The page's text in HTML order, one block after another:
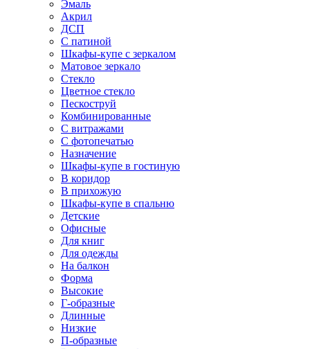
Эмаль
Акрил
ДСП
С патиной
Шкафы-купе с зеркалом
Матовое зеркало
Стекло
Цветное стекло
Пескоструй
Комбинированные
С витражами
С фотопечатью
Назначение
Шкафы-купе в гостиную
В коридор
В прихожую
Шкафы-купе в спальню
Детские
Офисные
Для книг
Для одежды
На балкон
Форма
Высокие
Г-образные
Длинные
Низкие
П-образные